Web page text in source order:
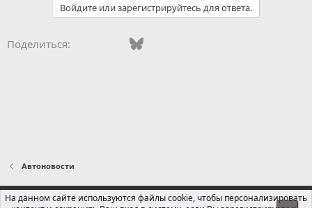
Войдите или зарегистрируйтесь для ответа.
Поделиться: Vkontakte
FacebookBluesky
Автоновости
Russian (RU)
На данном сайте используются файлы cookie, чтобы персонализировать